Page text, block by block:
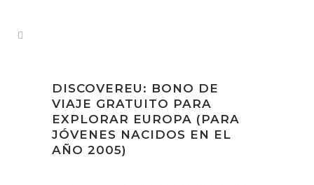
DISCOVEREU: BONO DE
VIAJE GRATUITO PARA
EXPLORAR EUROPA (PARA
JÓVENES NACIDOS EN EL
AÑO 2005)